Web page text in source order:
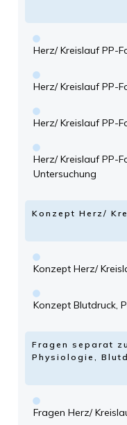
Herz/ Kreislauf PP-
Herz/ Kreislauf PP-
Herz/ Kreislauf PP-
Herz/ Kreislauf PP-
Untersuchung
Konzept Herz/
Konzept Herz/
Konzept Blutdruck,
Fragen separat
Physiologie,
Fragen Herz/